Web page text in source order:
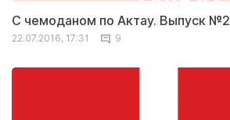
С чемоданом по Актау. Выпуск №2
22.07.2016, 17:31 9